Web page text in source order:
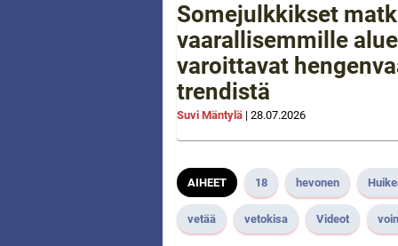
Somejulkkikset
vaarallisemmille
varoittavat
trendistä
Suvi Mäntylä | 28.07.2026
AIHEET 18 hevonen
vetää vetokisa Videot